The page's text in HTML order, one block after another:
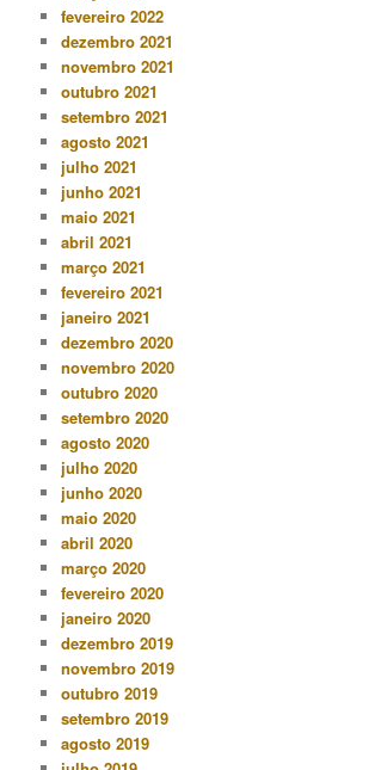
fevereiro 2022
dezembro 2021
novembro 2021
outubro 2021
setembro 2021
agosto 2021
julho 2021
junho 2021
maio 2021
abril 2021
março 2021
fevereiro 2021
janeiro 2021
dezembro 2020
novembro 2020
outubro 2020
setembro 2020
agosto 2020
julho 2020
junho 2020
maio 2020
abril 2020
março 2020
fevereiro 2020
janeiro 2020
dezembro 2019
novembro 2019
outubro 2019
setembro 2019
agosto 2019